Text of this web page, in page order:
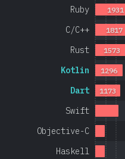
Haskell
Objective-C
Swift
Dart
Kotlin
Rust
C/C++
Ruby
1173
1296
1573
1817
1931